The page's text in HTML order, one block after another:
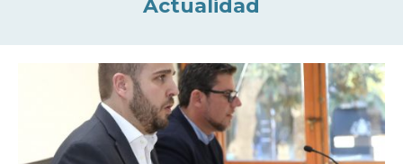
Actualidad